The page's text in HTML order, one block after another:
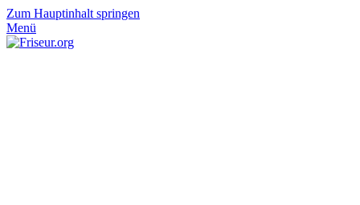
Zum Hauptinhalt springen
Menü